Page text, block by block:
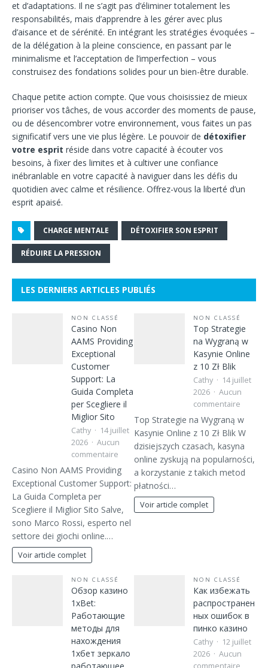
et d’adaptations. Il ne s’agit pas d’éliminer totalement les
responsabilités, mais d’apprendre à les gérer avec plus
d’aisance et de sérénité. En intégrant les stratégies évoquées –
de la délégation à la pleine conscience, en passant par le
minimalisme et l’acceptation de l’imperfection – vous
construisez des fondations solides pour un bien-être durable.
Chaque petite action compte. Que vous choisissiez de mieux
prioriser vos tâches, de vous accorder des moments de pause,
ou de désencombrer votre environnement, vous faites un pas
significatif vers une vie plus légère. Le pouvoir de détoxifier
votre esprit réside dans votre capacité à écouter vos
besoins, à fixer des limites et à cultiver une confiance
inébranlable en votre capacité à naviguer dans les défis du
quotidien avec calme et résilience. Offrez-vous la liberté d’un
esprit apaisé.
CHARGE MENTALE DÉTOXIFIER SON ESPRIT
RÉDUIRE LA PRESSION
LES DERNIERS ARTICLES PUBLIÉS
NON CLASSÉ
Casino Non
AAMS Providing
Exceptional
Customer
Support: La
Guida Completa
per Scegliere il
Miglior Sito
Cathy
14 juillet
2026
Aucun
commentaire
Casino Non AAMS Providing
Exceptional Customer Support:
La Guida Completa per
Scegliere il Miglior Sito Salve,
sono Marco Rossi, esperto nel
settore dei giochi online.…
Voir article complet
NON CLASSÉ
Top Strategie
na Wygraną w
Kasynie Online
z 10 Zł Blik
Cathy
14 juillet
2026
Aucun
commentaire
Top Strategie na Wygraną w
Kasynie Online z 10 Zł Blik W
dzisiejszych czasach, kasyna
online zyskują na popularności,
a korzystanie z takich metod
płatności…
Voir article complet
NON CLASSÉ
Обзор казино
1xBet:
Работающие
методы для
нахождения
1хбет зеркало
NON CLASSÉ
Как избежать
распространен
ных ошибок в
пинко казино
Cathy
12 juillet
2026
Aucun
commentaire